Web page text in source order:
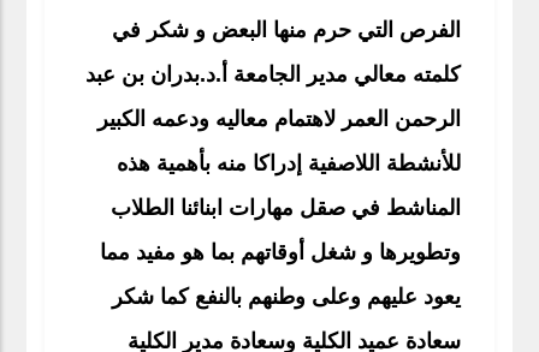
الفرص التي حرم منها البعض و شكر في
كلمته معالي مدير الجامعة أ.د.بدران بن عبد
الرحمن العمر لاهتمام معاليه ودعمه الكبير
للأنشطة اللاصفية إدراكا منه بأهمية هذه
المناشط في صقل مهارات ابنائنا الطلاب
وتطويرها و شغل أوقاتهم بما هو مفيد مما
يعود عليهم وعلى وطنهم بالنفع كما شكر
سعادة عميد الكلية وسعادة مدير الكلية